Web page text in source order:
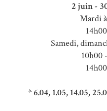
2 juin -
Mardi
Samedi,
10h00
* 6.04, 1.05, 14.05,